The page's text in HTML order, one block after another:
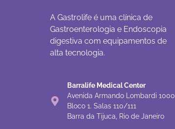
A Gastrolife é uma clínica de
Gastroenterologia e Endoscopia
digestiva com equipamentos de
alta tecnologia.
Barralife Medical Center
Avenida Armando Lombardi 1000
Bloco 1. Salas 110/111
Barra da Tijuca, Rio de Janeiro